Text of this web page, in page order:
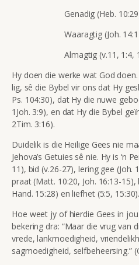
Genadig (Heb.
Waaragtig (Joh.
Almagtig (v.11, 1:4,
Hy doen die werke wat God
lig, sê die Bybel vir ons dat Hy
Ps. 104:30), dat Hy die nuwe
1Joh. 3:9), en dat Hy die Bybel
2Tim. 3:16).
Duidelik is die Heilige Gees nie
Jehova’s Getuies sê nie. Hy is ‘n
11), bid (v.26-27), lering gee (Joh.
praat (Matt. 10:20, Joh. 16:13-
Hand. 15:28) en liefhet (5:5, 15:30).
Hoe weet jy of hierdie Gees in
bekering dra: “Maar die vrug van
vrede, lankmoedigheid,
sagmoedigheid, selfbeheersing.”